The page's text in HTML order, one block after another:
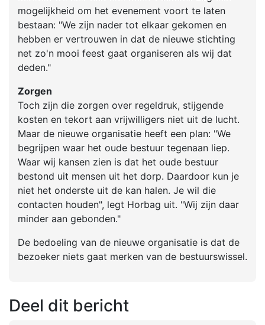
mogelijkheid om het evenement voort te laten
bestaan: "We zijn nader tot elkaar gekomen en
hebben er vertrouwen in dat de nieuwe stichting
net zo'n mooi feest gaat organiseren als wij dat
deden."
Zorgen
Toch zijn die zorgen over regeldruk, stijgende
kosten en tekort aan vrijwilligers niet uit de lucht.
Maar de nieuwe organisatie heeft een plan: "We
begrijpen waar het oude bestuur tegenaan liep.
Waar wij kansen zien is dat het oude bestuur
bestond uit mensen uit het dorp. Daardoor kun je
niet het onderste uit de kan halen. Je wil die
contacten houden", legt Horbag uit. "Wij zijn daar
minder aan gebonden."
De bedoeling van de nieuwe organisatie is dat de
bezoeker niets gaat merken van de bestuurswissel.
Deel dit bericht